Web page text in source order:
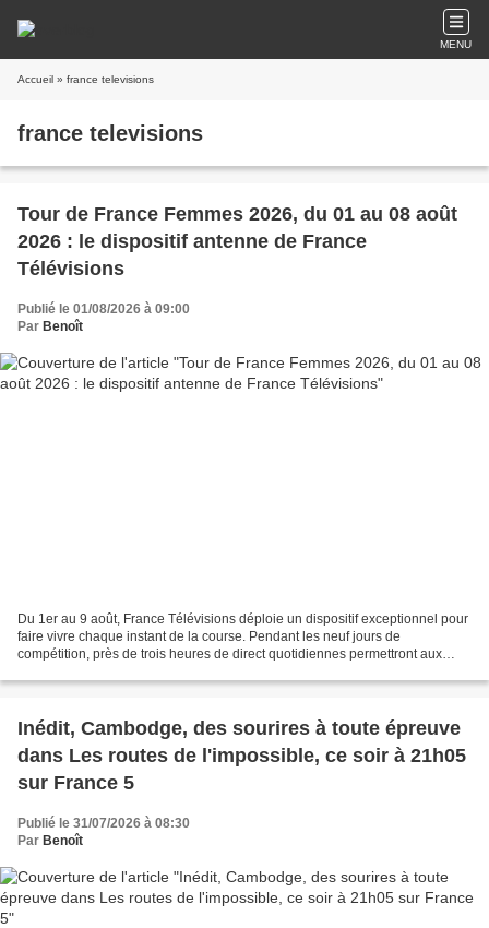
MENU
Accueil » france televisions
france televisions
Tour de France Femmes 2026, du 01 au 08 août
2026 : le dispositif antenne de France
Télévisions
Publié le 01/08/2026 à 09:00
Par Benoît
Du 1er au 9 août, France Télévisions déploie un dispositif exceptionnel pour
faire vivre chaque instant de la course. Pendant les neuf jours de
compétition, près de trois heures de direct quotidiennes permettront aux
Inédit, Cambodge, des sourires à toute épreuve
dans Les routes de l'impossible, ce soir à 21h05
sur France 5
Publié le 31/07/2026 à 08:30
Par Benoît